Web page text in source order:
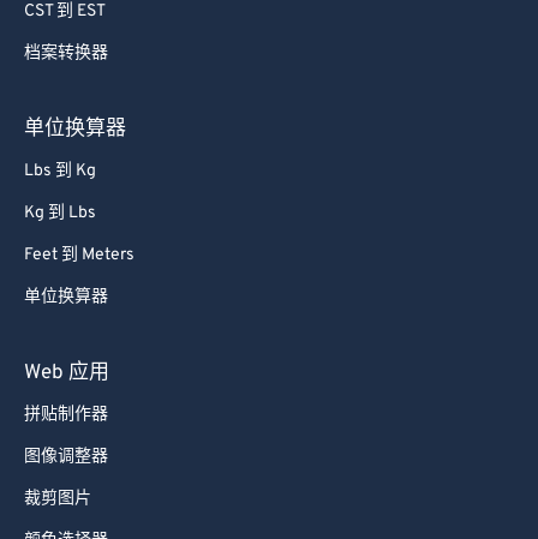
CST 到 EST
档案转换器
单位换算器
Lbs 到 Kg
Kg 到 Lbs
Feet 到 Meters
单位换算器
Web 应用
拼贴制作器
图像调整器
裁剪图片